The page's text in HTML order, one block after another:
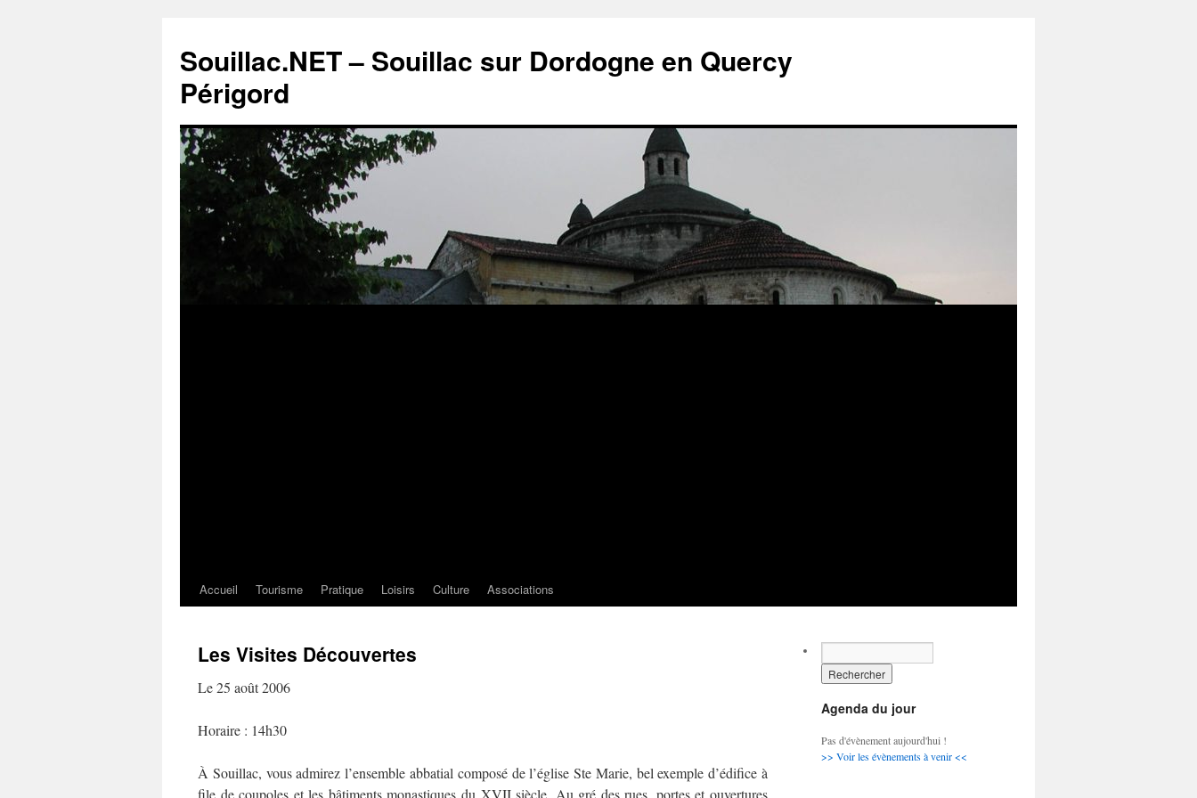
Souillac.NET – Souillac sur Dordogne en Quercy
Périgord
Accueil Tourisme Pratique Loisirs Culture Associations
Les Visites Découvertes
Le 25 août 2006
Horaire : 14h30
À Souillac, vous admirez l’ensemble abbatial composé de l’église Ste Marie, bel exemple d’édifice à
file de coupoles et les bâtiments monastiques du XVII siècle. Au gré des rues, portes et ouvertures
Agenda du jour
Pas d'évènement aujourd'hui !
>> Voir les évènements à venir <<